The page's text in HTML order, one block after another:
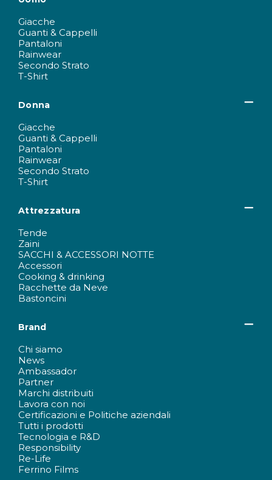
Giacche
Guanti & Cappelli
Pantaloni
Rainwear
Secondo Strato
T-Shirt
Donna
Giacche
Guanti & Cappelli
Pantaloni
Rainwear
Secondo Strato
T-Shirt
Attrezzatura
Tende
Zaini
SACCHI & ACCESSORI NOTTE
Accessori
Cooking & drinking
Racchette da Neve
Bastoncini
Brand
Chi siamo
News
Ambassador
Partner
Marchi distribuiti
Lavora con noi
Certificazioni e Politiche aziendali
Tutti i prodotti
Tecnologia e R&D
Responsibility
Re-Life
Ferrino Films